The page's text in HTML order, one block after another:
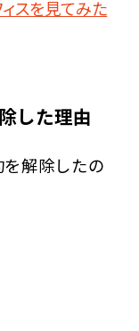
スを見てみた
した理由
解除したの